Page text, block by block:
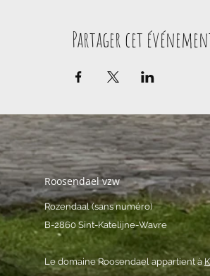
Partager cet
Roosendael vzw
Rozendaal (sans numéro)
B-2860 Sint-Katelijne-Wavre
Le domaine Roosendael appartient à